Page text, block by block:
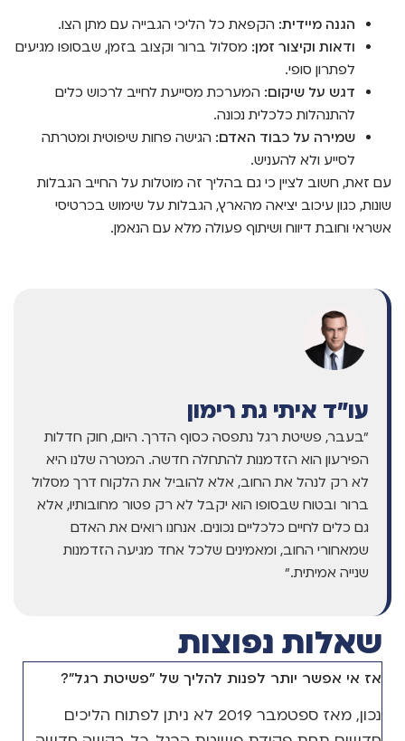
הגנה מיידית: הקפאת כל הליכי הגבייה עם מתן הצו.
ודאות וקיצור זמן: מסלול ברור וקצוב בזמן, שבסופו מגיעים
לפתרון סופי.
דגש על שיקום: המערכת מסייעת לחייב לרכוש כלים
להתנהלות כלכלית נכונה.
שמירה על כבוד האדם: הגישה פחות שיפוטית ומטרתה
לסייע ולא להעניש.
עם זאת, חשוב לציין כי גם בהליך זה מוטלות על החייב הגבלות
שונות, כגון עיכוב יציאה מהארץ, הגבלות על שימוש בכרטיסי
אשראי וחובת דיווח ושיתוף פעולה מלא עם הנאמן.
עו"ד איתי גת רימון
"בעבר, פשיטת רגל נתפסה כסוף הדרך. היום, חוק חדלות
הפירעון הוא הזדמנות להתחלה חדשה. המטרה שלנו היא
לא רק לנהל את החוב, אלא להוביל את הלקוח דרך מסלול
ברור ובטוח שבסופו הוא יקבל לא רק פטור מחובותיו, אלא
גם כלים לחיים כלכליים נכונים. אנחנו רואים את האדם
שמאחורי החוב, ומאמינים שלכל אחד מגיעה הזדמנות
שנייה אמיתית."
שאלות נפוצות
אז אי אפשר יותר לפנות להליך של "פשיטת רגל"?
נכון, מאז ספטמבר 2019 לא ניתן לפתוח הליכים